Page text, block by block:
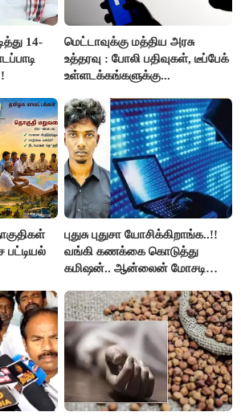
14-
மெட்டாவுக்கு மத்திய அரசு
உத்தரவு : போலி பதிவுகள், டீப்பேக்
உள்ளடக்கங்களுக்கு...
பட்டியல்
புதுசு புதுசா யோசிக்கிறாங்க..!!
வங்கி கணக்கை கொடுத்து
கமிஷன்.. ஆன்லைன் மோசடி
கைது..!!